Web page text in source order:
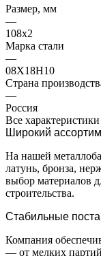
Размер, мм
—
108х2
Марка стали
—
08Х18Н10
Страна
—
Россия
Все характеристики
Широкий
На нашей
латунь, бронза,
выбор материалов
строительства.
Стабильные
Компания
— от мелких